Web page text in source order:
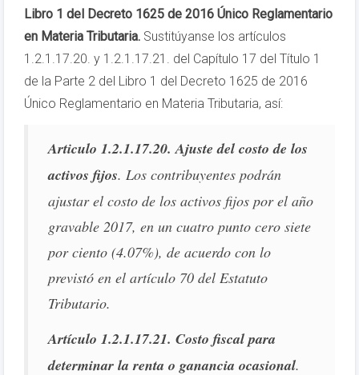
Libro 1 del Decreto 1625 de 2016 Único Reglamentario
en Materia Tributaria. Sustitúyanse los artículos
1.2.1.17.20. y 1.2.1.17.21. del Capítulo 17 del Título 1
de la Parte 2 del Libro 1 del Decreto 1625 de 2016
Único Reglamentario en Materia Tributaria, así:
Articulo 1.2.1.17.20. Ajuste del costo de los
activos fijos. Los contribuyentes podrán
ajustar el costo de los activos fijos por el año
gravable 2017, en un cuatro punto cero siete
por ciento (4.07%), de acuerdo con lo
previstó en el artículo 70 del Estatuto
Tributario.
Artículo 1.2.1.17.21. Costo fiscal para
determinar la renta o ganancia ocasional.